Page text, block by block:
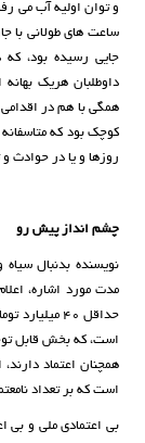
و توان اولیه آب می
ساعت های طولانی با
جایی رسیده بود،
داوطلبان هریک
همگی با هم در اقدامی
کوچک بود که
روزها و یا در حوادث
چشم انداز پیش رو
نویسنده بدنبال
مدت مورد اشاره،
حداقل 40
است، که بخش قابل
همچنان اعتماد
است که بر تعداد
بی اعتمادی ملی و بی